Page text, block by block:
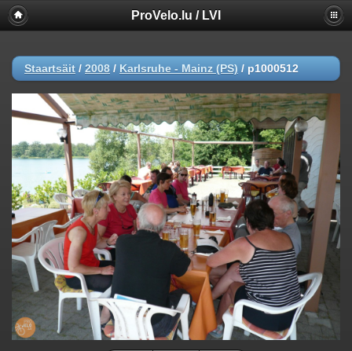
ProVelo.lu / LVI
Staartsäit / 2008 / Karlsruhe - Mainz (PS) / p1000512